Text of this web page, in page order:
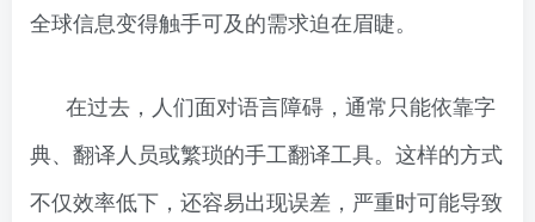
全球信息变得触手可及的需求迫在眉睫。
在过去，人们面对语言障碍，通常只能依靠字
典、翻译人员或繁琐的手工翻译工具。这样的方式
不仅效率低下，还容易出现误差，严重时可能导致